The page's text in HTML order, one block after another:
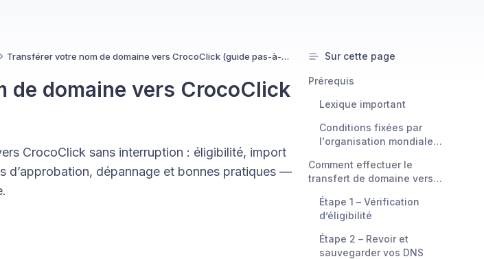
Transférer votre nom de domaine vers CrocoClick (guide pas-à-pas)
de domaine vers CrocoClick
CrocoClick sans interruption : éligibilité, import
d’approbation, dépannage et bonnes pratiques —
Sur cette page
Prérequis
Lexique important
Conditions fixées par
l'organisation mondiale
noms de domaines
(ICANN)
Comment effectuer le
transfert de domaine vers
Étape 1 – Vérification
d’éligibilité
Étape 2 – Revoir et
sauvegarder vos DNS